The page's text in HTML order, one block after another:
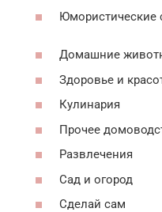
Юмористические
Домашние
Здоровье и
Кулинария
Прочее
Развлечения
Сад и огород
Сделай сам